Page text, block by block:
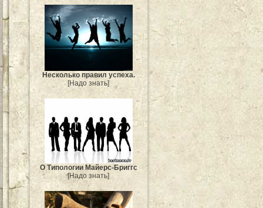
Несколько правил успеха.
[Надо знать]
О Типологии Майерс-Бриггс
[Надо знать]